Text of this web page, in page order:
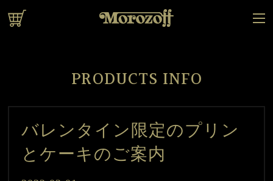
PRODUCTS INFO
バレンタイン限定のプリン
とケーキのご案内